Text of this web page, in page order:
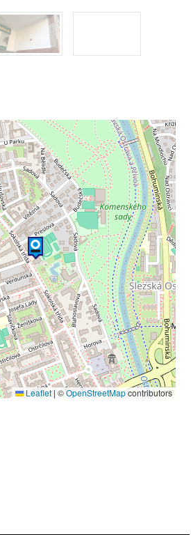
Leaflet|©OpenStreetMapcontributors